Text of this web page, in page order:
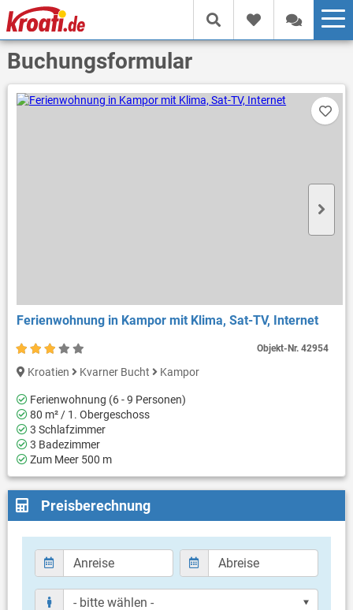
Buchungsformular
Ferienwohnung in Kampor mit Klima, Sat-TV, Internet
Kroatien Kvarner Bucht Kampor
Ferienwohnung (6 - 9 Personen)
80 m² / 1. Obergeschoss
3 Schlafzimmer
3 Badezimmer
Zum Meer 500 m
Objekt-Nr. 42954
Preisberechnung